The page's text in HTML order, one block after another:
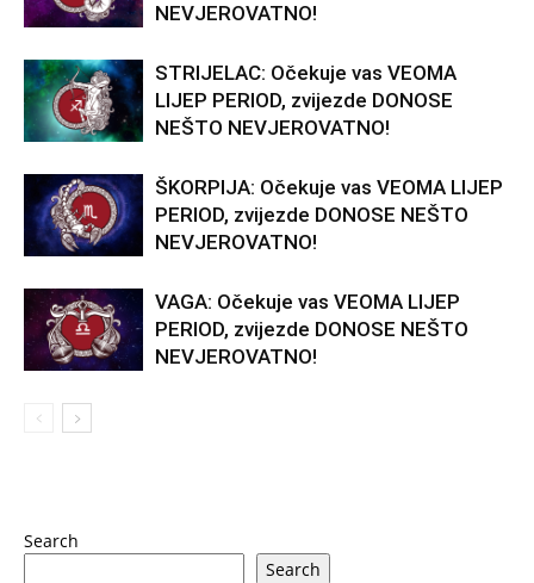
NEVJEROVATNO!
STRIJELAC: Očekuje vas VEOMA
LIJEP PERIOD, zvijezde DONOSE
NEŠTO NEVJEROVATNO!
ŠKORPIJA: Očekuje vas VEOMA LIJEP
PERIOD, zvijezde DONOSE NEŠTO
NEVJEROVATNO!
VAGA: Očekuje vas VEOMA LIJEP
PERIOD, zvijezde DONOSE NEŠTO
NEVJEROVATNO!
Search
Search